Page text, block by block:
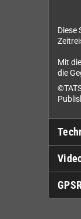
Diese
Mit
die